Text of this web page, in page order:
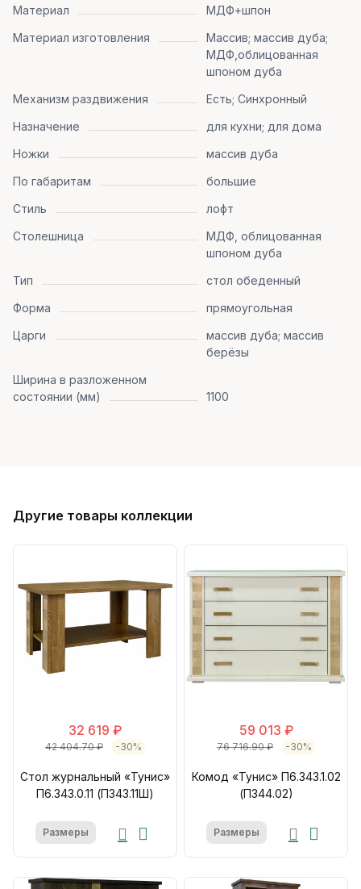
Материал
МДФ+шпон
Материал изготовления
Массив; массив дуба;
МДФ,облицованная
шпоном дуба
Механизм раздвижения
Есть; Синхронный
Назначение
для кухни; для дома
Ножки
массив дуба
По габаритам
большие
Стиль
лофт
Столешница
МДФ, облицованная
шпоном дуба
Тип
стол обеденный
Форма
прямоугольная
Царги
массив дуба; массив
берёзы
Ширина в разложенном
состоянии (мм)
1100
Другие товары коллекции
32 619 ₽
42 404.70 ₽ -30%
Стол журнальный «Тунис»
П6.343.0.11 (П343.11Ш)
Размеры
59 013 ₽
76 716.90 ₽ -30%
Комод «Тунис» П6.343.1.02
(П344.02)
Размеры